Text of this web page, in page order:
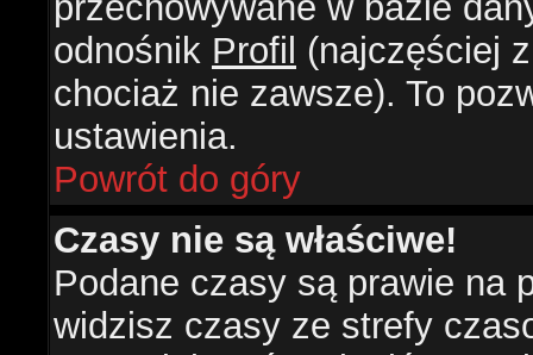
odnośnik Profil (najczęściej
chociaż nie zawsze). To
ustawienia.
Powrót do góry
Czasy nie są właściwe!
Podane czasy są prawie na
widzisz czasy ze strefy